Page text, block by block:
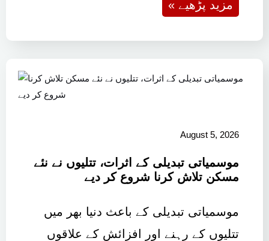
« مزید پڑھیے
August 5, 2026
موسمیاتی تبدیلی کے اثرات، تتلیوں نے نئے
مسکن تلاش کرنا شروع کر دیے
موسمیاتی تبدیلی کے باعث دنیا بھر میں
تتلیوں کے رہنے اور افزائش کے علاقوں